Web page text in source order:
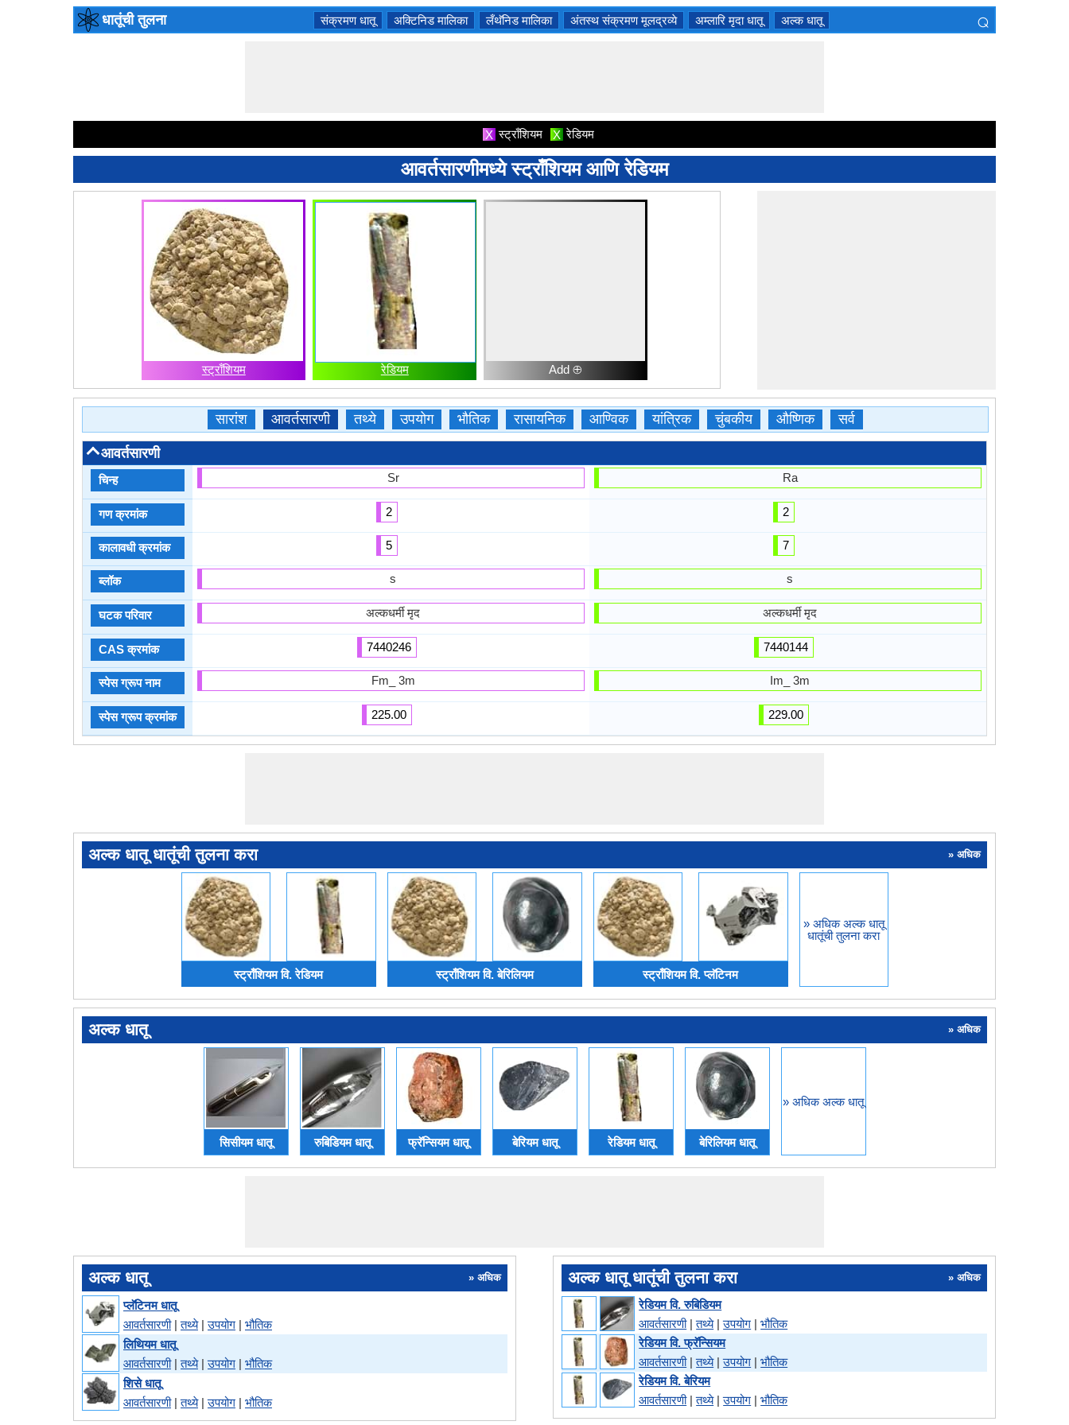
धातूंची तुलना संक्रमण धातू अक्टिनिड मालिका लँथॅनिड मालिका अंतस्थ संक्रमण मूलद्रव्ये अम्लारि मृदा धातू अल्क धातू ⌕
X स्ट्राँशियम X रेडियम
आवर्तसारणीमध्ये स्ट्राँशियम आणि रेडियम
स्ट्राँशियम रेडियम Add ⊕
सारांश आवर्तसारणी तथ्ये उपयोग भौतिक रासायनिक आण्विक यांत्रिक चुंबकीय औष्णिक सर्व
आवर्तसारणी
चिन्ह
गण क्रमांक
कालावधी क्रमांक
ब्लॉक
घटक परिवार
CAS क्रमांक
स्पेस ग्रूप नाम
स्पेस ग्रूप क्रमांक
Sr
2
5
s
अल्कधर्मी मृद
7440246
Fm_ 3m
225.00
Ra
2
7
s
अल्कधर्मी मृद
7440144
Im_ 3m
229.00
अल्क धातू धातूंची तुलना करा » अधिक
स्ट्राँशियम वि. रेडियम स्ट्राँशियम वि. बेरिलियम स्ट्राँशियम वि. प्लॅटिनम
» अधिक अल्क धातू
धातूंची तुलना करा
अल्क धातू » अधिक
सिसीयम धातू रुबिडियम धातू फ्रॅन्सियम धातू बेरियम धातू रेडियम धातू बेरिलियम धातू
» अधिक अल्क धातू
अल्क धातू » अधिक
प्लॅटिनम धातू
आवर्तसारणी|तथ्ये|उपयोग | भौतिक
लिथियम धातू
आवर्तसारणी|तथ्ये|उपयोग | भौतिक
शिसे धातू
आवर्तसारणी|तथ्ये|उपयोग | भौतिक
अल्क धातू धातूंची तुलना करा » अधिक
रेडियम वि. रुबिडियम
आवर्तसारणी|तथ्ये|उपयोग |भौतिक
रेडियम वि. फ्रॅन्सियम
आवर्तसारणी|तथ्ये|उपयोग |भौतिक
रेडियम वि. बेरियम
आवर्तसारणी|तथ्ये|उपयोग |भौतिक